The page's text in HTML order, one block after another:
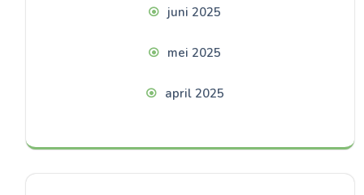
juni 2025
mei 2025
april 2025